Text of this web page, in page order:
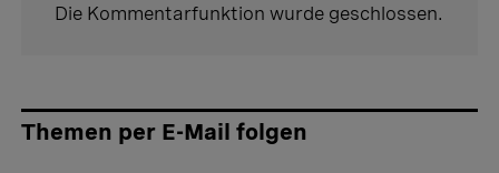
Die Kommentarfunktion wurde geschlossen.
Themen per E-Mail folgen